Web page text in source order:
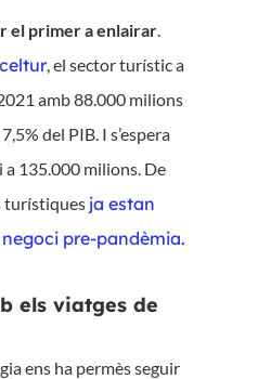
el primer a enlairar.
, el sector turístic a
amb 88.000 milions
del PIB. I s’espera
a 135.000 milions. De
turístiques ja estan
pre-pandèmia.
els viatges de
ens ha permès seguir